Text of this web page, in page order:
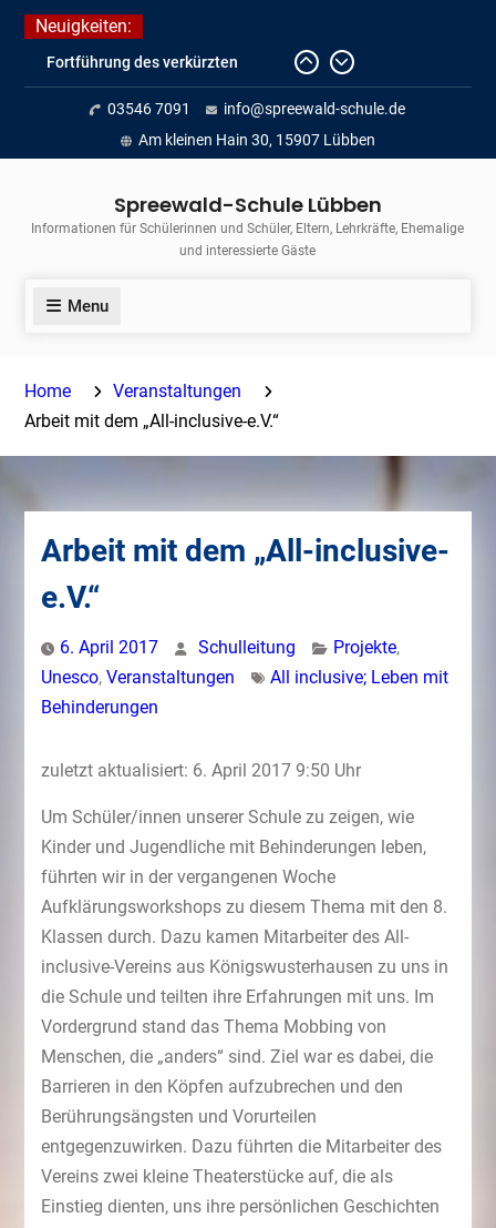
Skip
content
Neuigkeiten:
Fortführung des verkürzten
Unterrichts aufgrund der hohen
Temperaturen (22.06. bis
voraussichtlich zum 26.06.2026)
Journalismus hautnah
Insellauf 2026
03546 7091
info@spreewald-schule.de
Am kleinen Hain 30, 15907 Lübben
Spreewald-Schule Lübben
Informationen für Schülerinnen und Schüler, Eltern, Lehrkräfte, Ehemalige
und interessierte Gäste
Menu
Home
Veranstaltungen
Arbeit mit dem „All-inclusive-e.V.“
Arbeit mit dem „All-inclusive-
e.V.“
6. April 2017 Schulleitung Projekte,
Unesco, Veranstaltungen
All inclusive; Leben mit
Behinderungen
zuletzt aktualisiert: 6. April 2017 9:50 Uhr
Um Schüler/innen unserer Schule zu zeigen, wie
Kinder und Jugendliche mit Behinderungen leben,
führten wir in der vergangenen Woche
Aufklärungsworkshops zu diesem Thema mit den 8.
Klassen durch. Dazu kamen Mitarbeiter des All-
inclusive-Vereins aus Königswusterhausen zu uns in
die Schule und teilten ihre Erfahrungen mit uns. Im
Vordergrund stand das Thema Mobbing von
Menschen, die „anders“ sind. Ziel war es dabei, die
Barrieren in den Köpfen aufzubrechen und den
Berührungsängsten und Vorurteilen
entgegenzuwirken. Dazu führten die Mitarbeiter des
Vereins zwei kleine Theaterstücke auf, die als
Einstieg dienten, uns ihre persönlichen Geschichten